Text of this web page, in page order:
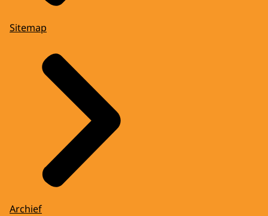
Sitemap
Archief